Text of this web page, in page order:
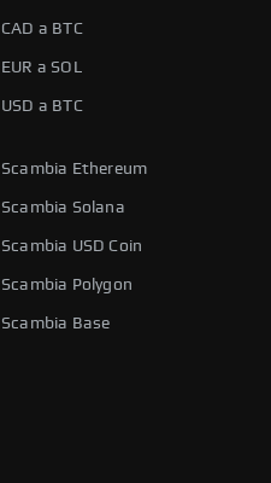
CAD a BTC
EUR a SOL
USD a BTC
Scambia Ethereum
Scambia Solana
Scambia USD Coin
Scambia Polygon
Scambia Base